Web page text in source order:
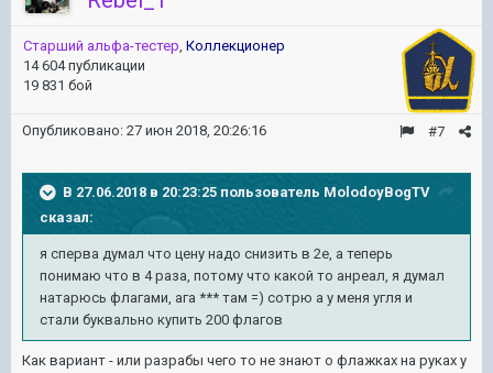
Старший альфа-тестер, Коллекционер
14 604 публикации
19 831 бой
#7
Опубликовано: 27 июн 2018, 20:26:16
В 27.06.2018 в 20:23:25 пользователь MolodoyBogTV
сказал:
я сперва думал что цену надо снизить в 2е, а теперь
понимаю что в 4 раза, потому что какой то анреал, я думал
натарюсь флагами, ага *** там =) сотрю а у меня угля и
стали буквально купить 200 флагов
Как вариант - или разрабы чего то не знают о флажках на руках у